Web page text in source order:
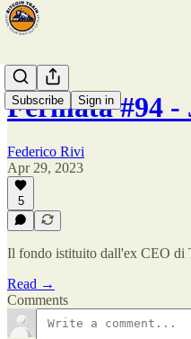
Subscribe Sign in
Fermata #94 -
Federico Rivi
Apr 29, 2023
5
Il fondo istituito dall'ex CEO di
Read →
Comments